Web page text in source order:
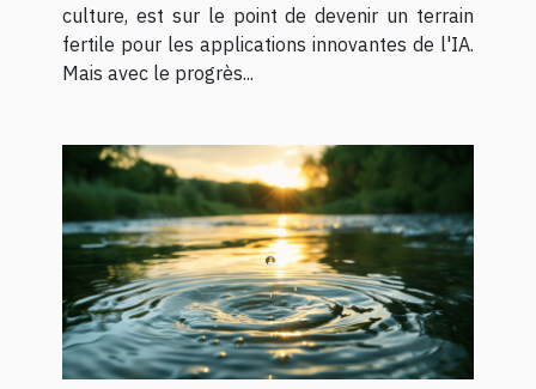
culture, est sur le point de devenir un terrain
fertile pour les applications innovantes de l'IA.
Mais avec le progrès...